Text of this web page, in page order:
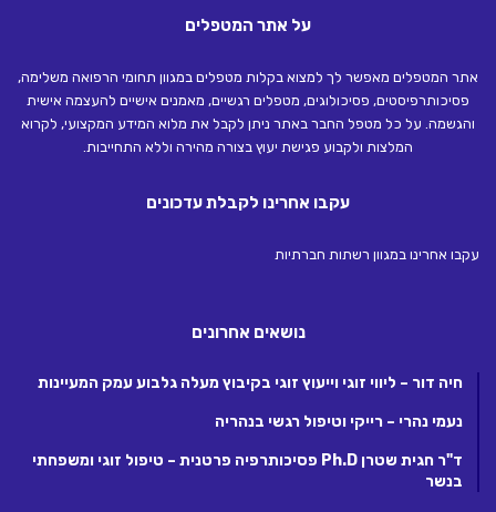
על אתר המטפלים
אתר המטפלים מאפשר לך למצוא בקלות מטפלים במגוון תחומי הרפואה משלימה,
פסיכותרפיסטים, פסיכולוגים, מטפלים רגשיים, מאמנים אישיים להעצמה אישית
והגשמה. על כל מטפל החבר באתר ניתן לקבל את מלוא המידע המקצועי, לקרוא
המלצות ולקבוע פגישת יעוץ בצורה מהירה וללא התחייבות.
עקבו אחרינו לקבלת עדכונים
עקבו אחרינו במגוון רשתות חברתיות
נושאים אחרונים
חיה דור – ליווי זוגי וייעוץ זוגי בקיבוץ מעלה גלבוע עמק המעיינות
נעמי נהרי – רייקי וטיפול רגשי בנהריה
ד"ר חגית שטרן Ph.D פסיכותרפיה פרטנית – טיפול זוגי ומשפחתי
בנשר